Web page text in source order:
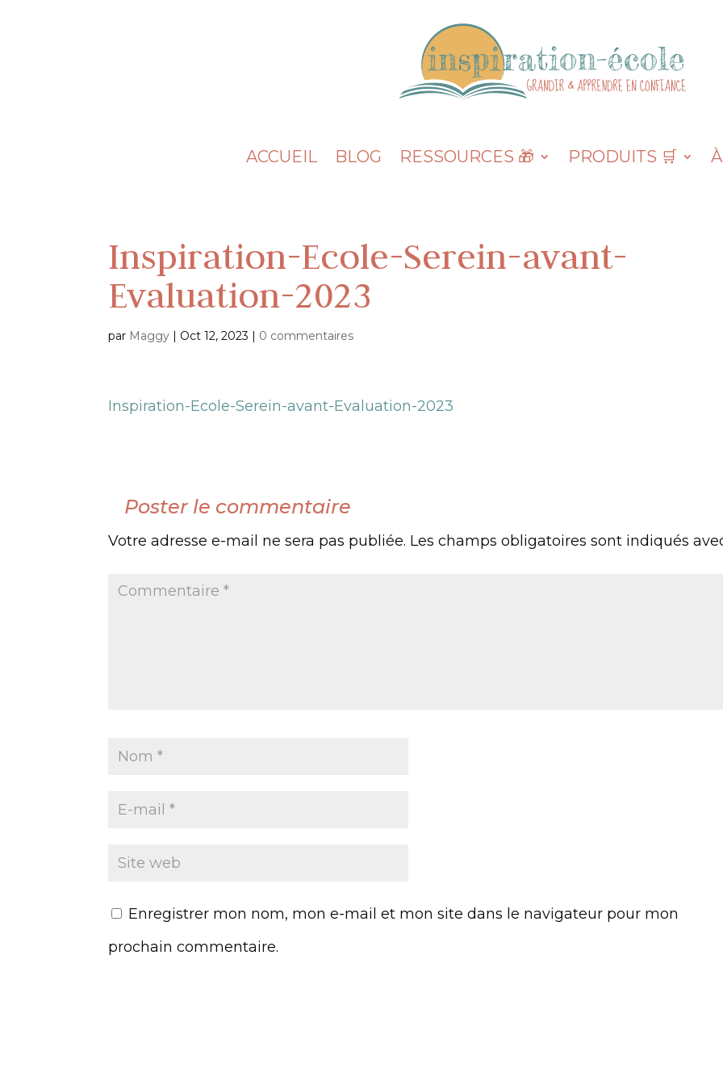
ACCUEIL BLOG RESSOURCES 🎁 PRODUITS 🛒
Inspiration-Ecole-Serein-avant-
Evaluation-2023
par Maggy | Oct 12, 2023 | 0 commentaires
Inspiration-Ecole-Serein-avant-Evaluation-2023
Poster le commentaire
Votre adresse e-mail ne sera pas publiée. Les champs obligatoires sont indiqués
Enregistrer mon nom, mon e-mail et mon site dans le navigateur pour mon
prochain commentaire.